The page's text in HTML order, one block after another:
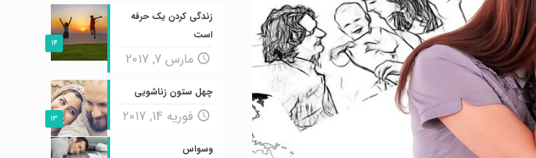
14
زندگی کردن یک حرفه
است
مارس 7, 2017
13
چهل ستون زناشویی
فوریه 14, 2017
وسواس